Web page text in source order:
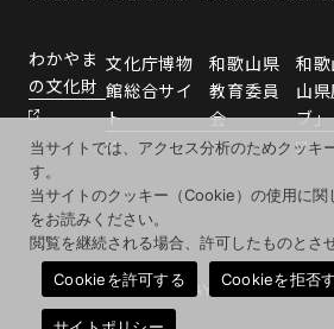
わかやま
の文化財
文化庁博物
館総合サイ
ト
和歌山県
教育委員
会
和
山
ブ」
© 2026 WAKAYAMA MUSEUMS
当サイトでは、アクセス分析のためクッキ
す。
当サイトのクッキー（Cookie）の使用に関
をお読みください。
閲覧を継続される場合、許可したものとさ
Cookieを許可する
Cookieを拒否